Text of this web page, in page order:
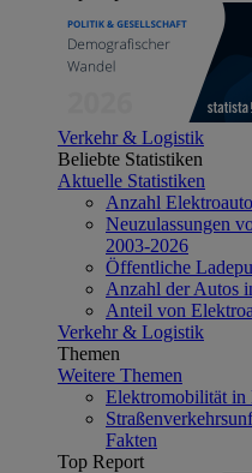
Verkehr & Logistik
Beliebte Statistiken
Aktuelle Statistiken
Anzahl
Neuzulassungen
2003-2026
Öffentliche
Anzahl der Autos
Anteil von
Verkehr & Logistik
Themen
Weitere Themen
Elektromobilität in
Fakten
Top Report